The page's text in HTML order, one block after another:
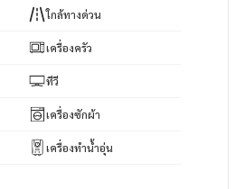
ใกล้ทางด่วน
เครื่องครัว
ทีวี
เครื่องซักผ้า
เครื่องทำน้ำอุ่น